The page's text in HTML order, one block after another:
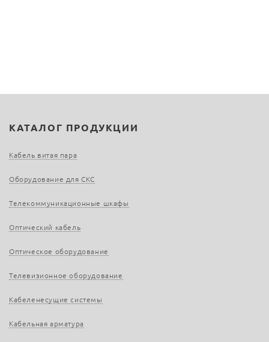
КАТАЛОГ ПРОДУКЦИИ
Кабель витая пара
Оборудование для СКС
Телекоммуникационные шкафы
Оптический кабель
Оптическое оборудование
Телевизионное оборудование
Кабеленесущие системы
Кабельная арматура